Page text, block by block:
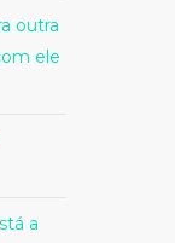
outra
ele
a